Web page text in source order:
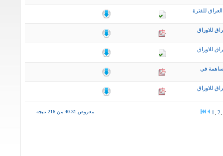
للفترة
للاوراق
للاوراق
في
للاوراق
معروض 31-40 من 216 نتيجة 1 2